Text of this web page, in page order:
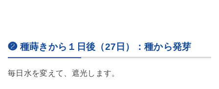
❷ 種蒔きから１日後（27日）：種から発芽
毎日水を変えて、遮光します。